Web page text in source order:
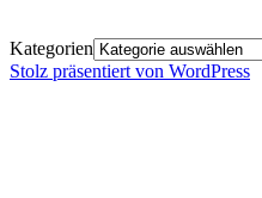
Kategorien
Stolz präsentiert von WordPress